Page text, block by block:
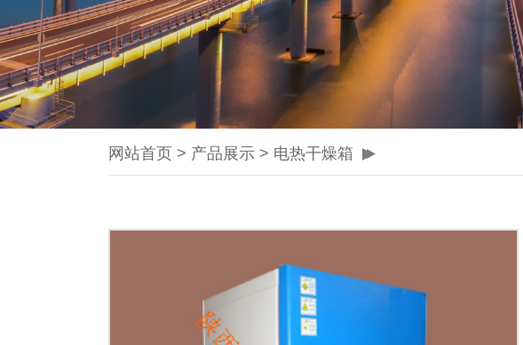
网站首页 > 产品展示 > 电热干燥箱